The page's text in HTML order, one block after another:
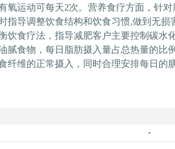
氧运动可每天2次。营养食疗方面，针
指导调整饮食结构和饮食习惯,做到无损
饮食疗法，指导减肥客户主要控制碳
腻食物，每日脂肪摄入量占总热量的比
纤维的正常摄入，同时合理安排每日
-